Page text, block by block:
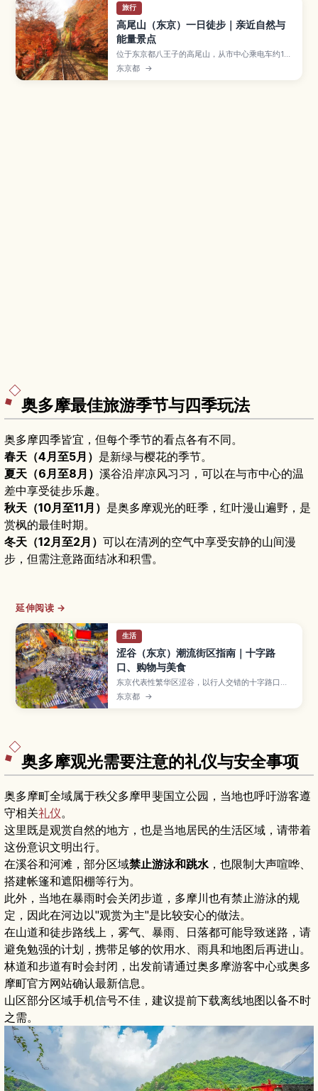
旅行
高尾山（东京）一日徒步｜亲近自然与
能量景点
位于东京都八王子的高尾山，从市中心乘电车约1小
时即可到达，是人气一日徒步胜地。文章介绍多条
山路选择、缆车和吊椅、山腰寺院参拜、山顶远眺
东京都 →
奥多摩最佳旅游季节与四季玩法
奥多摩四季皆宜，但每个季节的看点各有不同。
春天（4月至5月） 是新绿与樱花的季节。
夏天（6月至8月） 溪谷沿岸凉风习习，可以在与市中心的温
差中享受徒步乐趣。
秋天（10月至11月） 是奥多摩观光的旺季，红叶漫山遍野，是
赏枫的最佳时期。
冬天（12月至2月） 可以在清冽的空气中享受安静的山间漫
步，但需注意路面结冰和积雪。
延伸阅读 →
生活
涩谷（东京）潮流街区指南｜十字路
口、购物与美食
东京代表性繁华区涩谷，以行人交错的十字路口、
忠犬八公像、涩谷109及MIYASHITA PARK等地标
闻名。本文整理涩谷站周边的主要景点、购物中心
东京都 →
奥多摩观光需要注意的礼仪与安全事项
奥多摩町全域属于秩父多摩甲斐国立公园，当地也呼吁游客遵
守相关礼仪。
这里既是观赏自然的地方，也是当地居民的生活区域，请带着
这份意识文明出行。
在溪谷和河滩，部分区域禁止游泳和跳水 ，也限制大声喧哗、
搭建帐篷和遮阳棚等行为。
此外，当地在暴雨时会关闭步道，多摩川也有禁止游泳的规
定，因此在河边以"观赏为主"是比较安心的做法。
在山道和徒步路线上，雾气、暴雨、日落都可能导致迷路，请
避免勉强的计划，携带足够的饮用水、雨具和地图后再进山。
林道和步道有时会封闭，出发前请通过奥多摩游客中心或奥多
摩町官方网站确认最新信息。
山区部分区域手机信号不佳，建议提前下载离线地图以备不时
之需。